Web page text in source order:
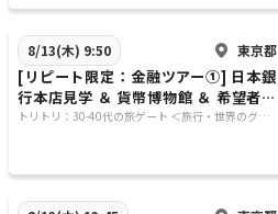
8/13(木) 9:50 東京都
[リピート限定：金融ツアー①] 日本銀
行本店見学 ＆ 貨幣博物館 ＆ 希望者で
本格多国籍ランチ
トリトリ：30-40代の旅ゲート ＜旅行・世界のグル